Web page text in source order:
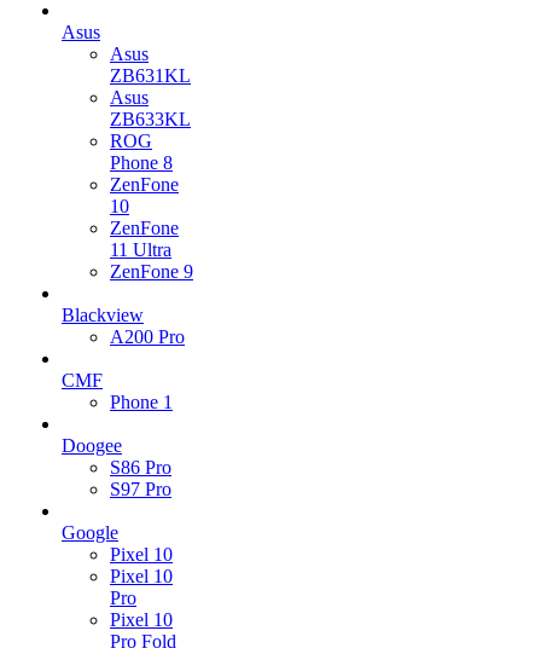
Asus
Asus
ZB631KL
Asus
ZB633KL
ROG
Phone 8
ZenFone
10
ZenFone
11 Ultra
ZenFone 9
Blackview
A200 Pro
CMF
Phone 1
Doogee
S86 Pro
S97 Pro
Google
Pixel 10
Pixel 10
Pro
Pixel 10
Pro Fold